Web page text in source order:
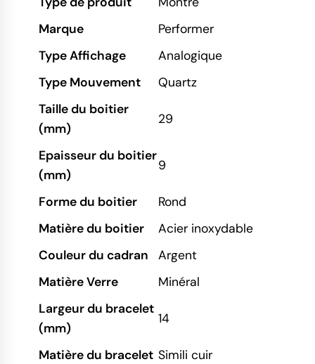
Marque
Performer
Type Affichage
Analogique
Type Mouvement
Quartz
Taille du boitier
(mm)
29
Epaisseur du boitier
(mm)
9
Forme du boitier
Rond
Matière du boitier
Acier inoxydable
Couleur du cadran
Argent
Matière Verre
Minéral
Largeur du bracelet
(mm)
14
Matière du bracelet Simili cuir